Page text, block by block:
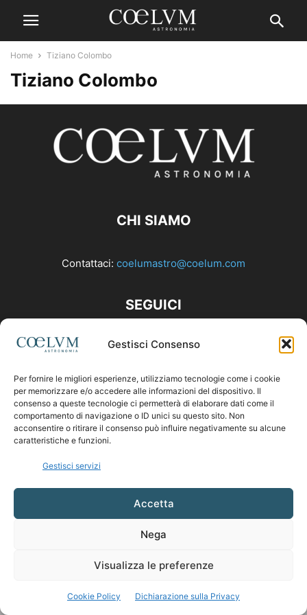
Gestisci Consenso
Per fornire le migliori esperienze, utilizziamo tecnologie come i cookie
per memorizzare e/o accedere alle informazioni del dispositivo. Il
consenso a queste tecnologie ci permetterà di elaborare dati come il
comportamento di navigazione o ID unici su questo sito. Non
acconsentire o ritirare il consenso può influire negativamente su alcune
caratteristiche e funzioni.
Gestisci servizi
Accetta
Nega
Visualizza le preferenze
Cookie Policy Dichiarazione sulla Privacy
Home Tiziano Colombo
Tiziano Colombo
CHI SIAMO
Contattaci: coelumastro@coelum.com
SEGUICI